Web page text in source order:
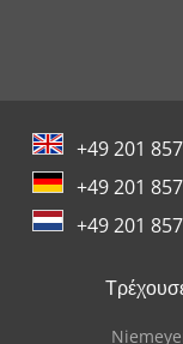
+49 201
+49 201
+49 201